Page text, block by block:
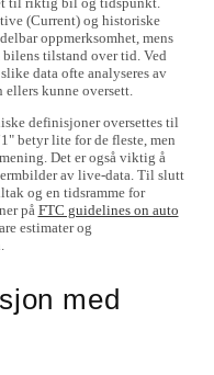
(Current) og historiske
oppmerksomhet, mens
tilstand over tid. Ved
data ofte analyseres av
ellers kunne oversett.
definisjoner oversettes til
betyr lite for de fleste, men
Det er også viktig å
av live-data. Til slutt
og en tidsramme for
på FTC guidelines on auto
estimater og
med